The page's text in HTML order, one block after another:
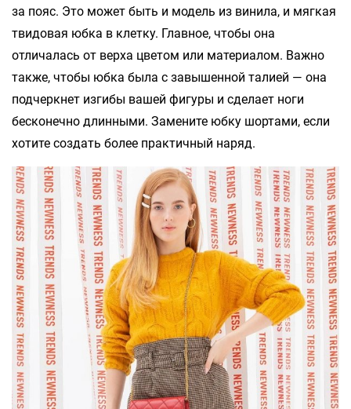
за пояс. Это может быть и модель из винила, и мягкая
твидовая юбка в клетку. Главное, чтобы она
отличалась от верха цветом или материалом. Важно
также, чтобы юбка была с завышенной талией — она
подчеркнет изгибы вашей фигуры и сделает ноги
бесконечно длинными. Замените юбку шортами, если
хотите создать более практичный наряд.